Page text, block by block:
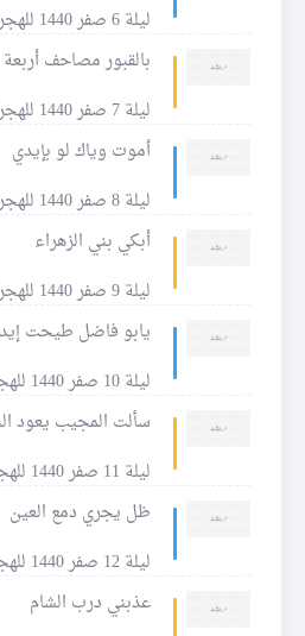
ليلة 6 صفر 1440 للهجرة
بالقبور مصاحف أربعة
ليلة 7 صفر 1440 للهجرة
أموت وياك لو بإيدي
ليلة 8 صفر 1440 للهجرة
أبكي بني الزهراء
ليلة 9 صفر 1440 للهجرة
يابو فاضل طيحت
ليلة 10 صفر 1440 للهجرة
سألت المجيب يعود
ليلة 11 صفر 1440 للهجرة
ظل يجري دمع العين
ليلة 12 صفر 1440 للهجرة
عذبني درب الشام